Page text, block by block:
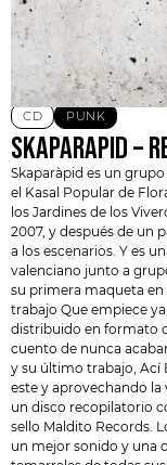
CD PUNK
SKAPARAPID –
Skaparàpid es un grupo
el Kasal Popular de
los Jardines de los
2007, y después de un
a los escenarios. Y es
valenciano junto a
su primera maqueta en
trabajo Que empiece
distribuido en formato
cuento de nunca
y su último trabajo, Ací
este y aprovechando la
un disco recopilatorio
sello Maldito Records.
un mejor sonido y una